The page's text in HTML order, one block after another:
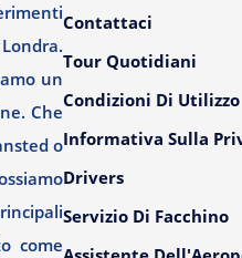
un
Che
o
come
Contattaci
Tour Quotidiani
Condizioni Di Utilizzo
Informativa Sulla
Drivers
Servizio Di Facchino